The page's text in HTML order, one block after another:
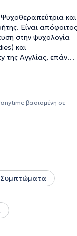
και
Είναι απόφοιτος
στην ψυχολογία
και
της Αγγλίας, επάνω
είναι μέλος της
έχει εργαστεί σε
σε ΚΑΠΗ, ΚΗΦΗ
συνεργαστεί με
και την
κοριτσιών τα
τους
παιδικούς
ΚΔΑΠ (Κέντρο
στην
φροντίδας
βασισμένη σε